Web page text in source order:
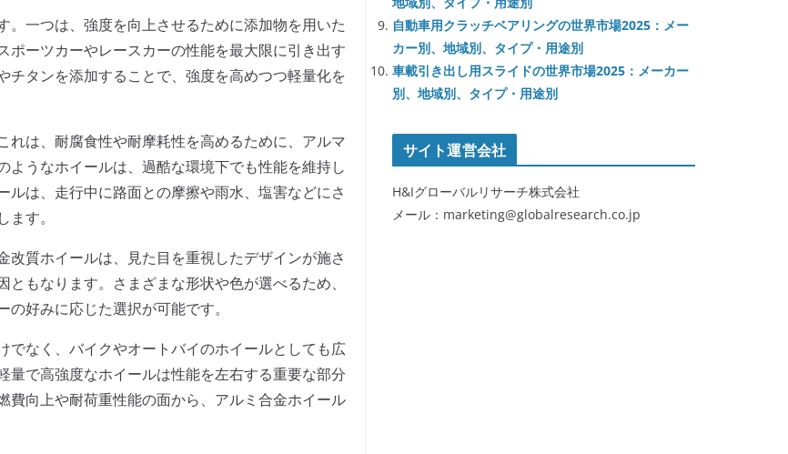
一つは、強度を向上させるために添加物を用いた
ーツカーやレースカーの性能を最大限に引き出す
タンを添加することで、強度を高めつつ軽量化を
は、耐腐食性や耐摩耗性を高めるために、アルマ
うなホイールは、過酷な環境下でも性能を維持し
は、走行中に路面との摩擦や雨水、塩害などにさ
す。
質ホイールは、見た目を重視したデザインが施さ
もなります。さまざまな形状や色が選べるため、
好みに応じた選択が可能です。
なく、バイクやオートバイのホイールとしても広
量で高強度なホイールは性能を左右する重要な部分
向上や耐荷重性能の面から、アルミ合金ホイール
自動車用クラッチベアリングの世界市場2025：メー
カー別、地域別、タイプ・用途別
車載引き出し用スライドの世界市場2025：メーカー
別、地域別、タイプ・用途別
サイト運営会社
H&Iグローバルリサーチ株式会社
メール：marketing@globalresearch.co.jp